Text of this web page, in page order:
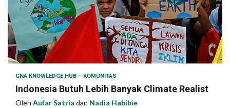
GNA KNOWLEDGE HUB KOMUNITAS
Indonesia Butuh Lebih Banyak Climate Realist
Oleh Aufar Satria dan Nadia Habibie